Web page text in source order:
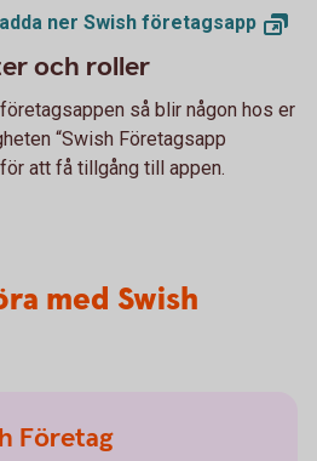
ner Swish företagsapp
och roller
så blir någon hos er
“Swish Företagsapp
att få tillgång till appen.
med Swish
Företag